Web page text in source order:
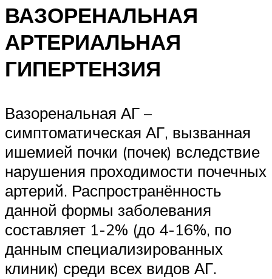
ВАЗОРЕНАЛЬНАЯ
АРТЕРИАЛЬНАЯ
ГИПЕРТЕНЗИЯ
Вазоренальная АГ –
симптоматическая АГ, вызванная
ишемией почки (почек) вследствие
нарушения проходимости почечных
артерий. Распространённость
данной формы заболевания
составляет 1-2% (до 4-16%, по
данным специализированных
клиник) среди всех видов АГ.